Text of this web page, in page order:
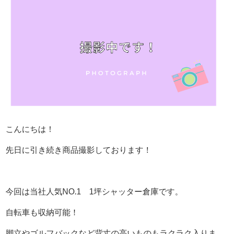
こんにちは！
先日に引き続き商品撮影しております！
今回は当社人気NO.1 1坪シャッター倉庫です。
自転車も収納可能！